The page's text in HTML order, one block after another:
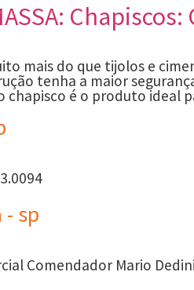
mais do que tijolos e
tenha a maior
chapisco é o produto ideal
sp
Comendador Mario Dedini